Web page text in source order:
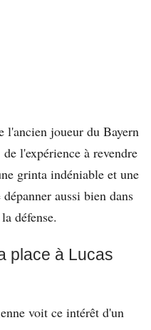
joueur du Bayern
l'expérience à revendre
grinta indéniable et une
aussi bien dans
défense.
place à Lucas
voit ce intérêt d'un